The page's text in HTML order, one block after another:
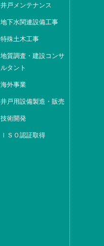
井戸メンテナンス
地下水関連設備工事
特殊土木工事
地質調査・建設コンサ
ルタント
海外事業
井戸用設備製造・販売
技術開発
ＩＳＯ認証取得